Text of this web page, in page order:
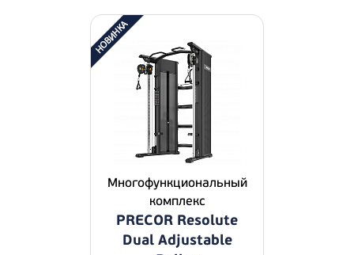
Многофункциональный
комплекс
PRECOR Resolute
Dual Adjustable